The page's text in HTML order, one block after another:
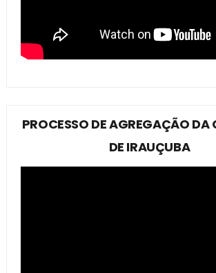
PROCESSO DE AGREGAÇÃO
DE IRAUÇUBA